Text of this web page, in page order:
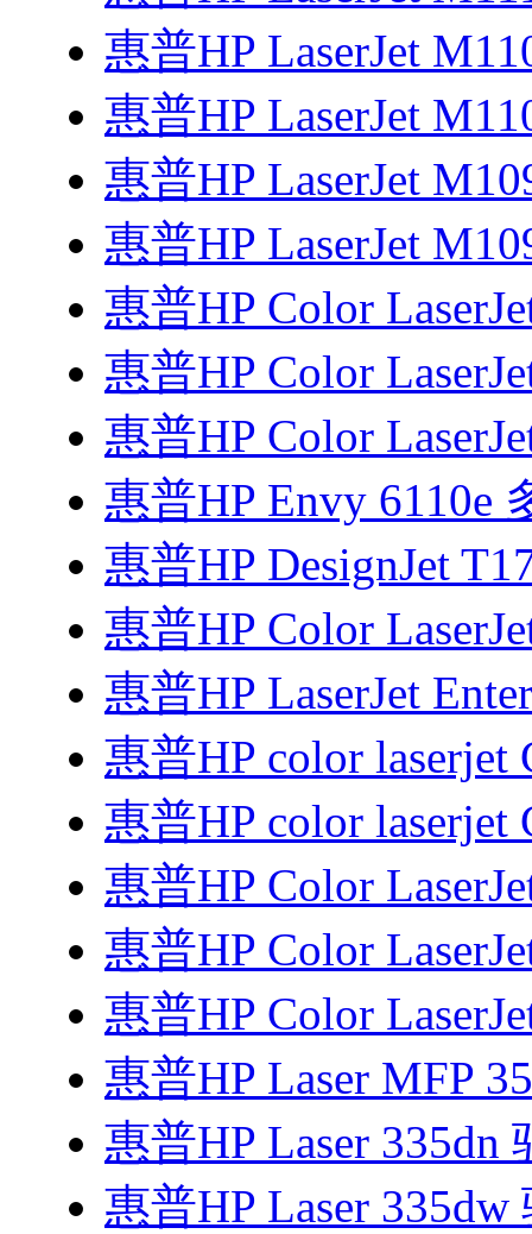
惠普HP LaserJet
惠普HP LaserJet
惠普HP LaserJet
惠普HP LaserJet
惠普HP Color
惠普HP Color
惠普HP Color
惠普HP Envy 6110e
惠普HP DesignJet
惠普HP Color
惠普HP LaserJet
惠普HP color laserjet
惠普HP color laserjet
惠普HP Color
惠普HP Color
惠普HP Color
惠普HP Laser MFP
惠普HP Laser 335dn
惠普HP Laser 335dw